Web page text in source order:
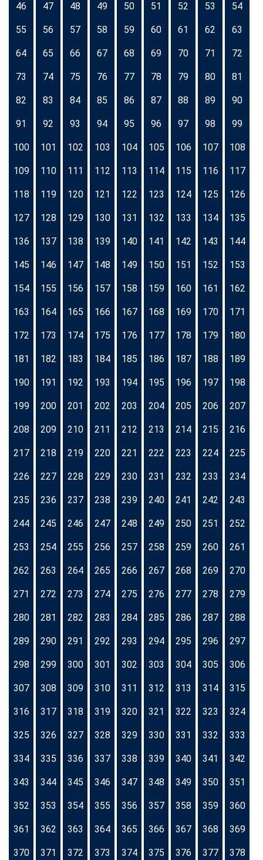
46 47 48 49 50 51 52 53 54
55 56 57 58 59 60 61 62 63
64 65 66 67 68 69 70 71 72
73 74 75 76 77 78 79 80 81
82 83 84 85 86 87 88 89 90
91 92 93 94 95 96 97 98 99
100 101 102 103 104 105 106 107 108
109 110 111 112 113 114 115 116 117
118 119 120 121 122 123 124 125 126
127 128 129 130 131 132 133 134 135
136 137 138 139 140 141 142 143 144
145 146 147 148 149 150 151 152 153
154 155 156 157 158 159 160 161 162
163 164 165 166 167 168 169 170 171
172 173 174 175 176 177 178 179 180
181 182 183 184 185 186 187 188 189
190 191 192 193 194 195 196 197 198
199 200 201 202 203 204 205 206 207
208 209 210 211 212 213 214 215 216
217 218 219 220 221 222 223 224 225
226 227 228 229 230 231 232 233 234
235 236 237 238 239 240 241 242 243
244 245 246 247 248 249 250 251 252
253 254 255 256 257 258 259 260 261
262 263 264 265 266 267 268 269 270
271 272 273 274 275 276 277 278 279
280 281 282 283 284 285 286 287 288
289 290 291 292 293 294 295 296 297
298 299 300 301 302 303 304 305 306
307 308 309 310 311 312 313 314 315
316 317 318 319 320 321 322 323 324
325 326 327 328 329 330 331 332 333
334 335 336 337 338 339 340 341 342
343 344 345 346 347 348 349 350 351
352 353 354 355 356 357 358 359 360
361 362 363 364 365 366 367 368 369
370 371 372 373 374 375 376 377 378